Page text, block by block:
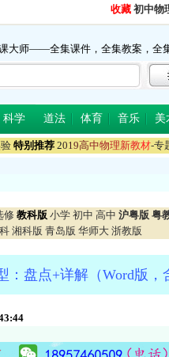
收藏 初中物
大师——全集课件，全集教案，全
科学 道法 体育 音乐 美
特别推荐 2019高中物理新教材-专
修 教科版 小学 初中 高中 沪粤版 粤
湘科版 青岛版 华师大 浙教版
盘点+详解（Word版，